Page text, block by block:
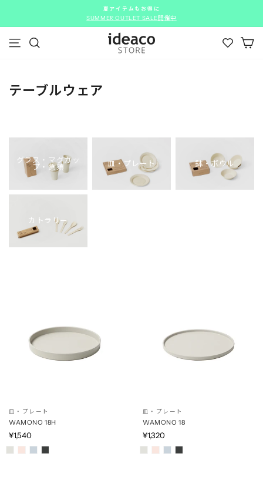
ス
ラ
イ
る
夏アイテムもお得に
SUMMER OUTLET SALE開催中
テーブルウェア
グラス・マグカッ
プ・急須
皿・プレート 鉢・ボウル
カトラリー
皿・プレート
WAMONO 18H
¥1,540
皿・プレート
WAMONO 18
¥1,320